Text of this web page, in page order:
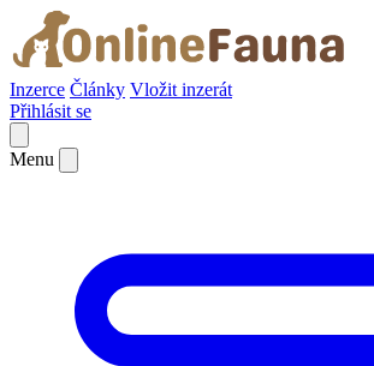
Inzerce Články Vložit inzerát
Přihlásit se
Menu